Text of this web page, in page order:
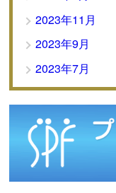
2023年11月
2023年9月
2023年7月